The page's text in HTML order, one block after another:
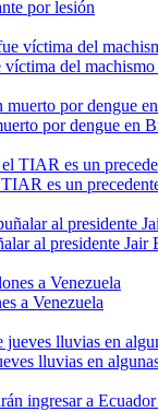
por lesión
víctima del
por dengue en
es un
al presidente Jair
a Venezuela
lluvias en